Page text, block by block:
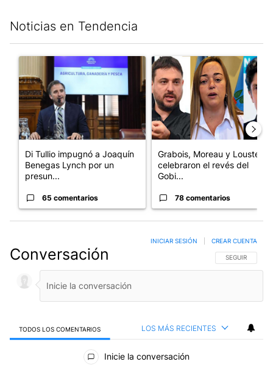
Noticias en Tendencia
Un artículo de tendencia con el título "Di Tullio impugnó a
Di Tullio impugnó a Joaquín
Benegas Lynch por un
presun...
65 comentarios
Un artículo de tendencia con
Grabois, Moreau y Lousteau
celebraron el revés del
Gobi...
78 comentarios
Conversación SIGA ESTA
SEGUIR
INICIAR SESIÓN CREAR CUENTA
TODOS LOS COMENTARIOS LOS MÁS RECIENTES
Todos los comentarios
Inicie la conversación